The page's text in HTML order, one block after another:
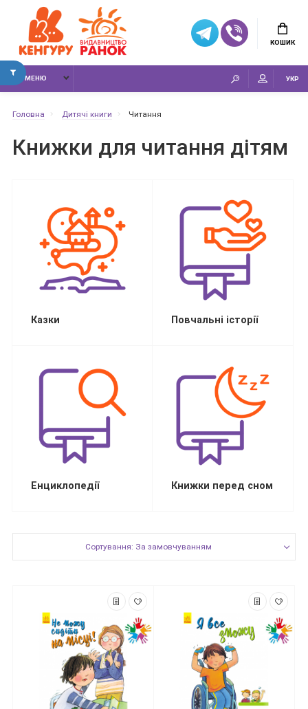
КОШИК
МЕНЮ УКР
Головна Дитячі книги Читання
Книжки для читання дітям
Казки Повчальні історії
Енциклопедії Книжки перед сном
Сортування: За замовчуванням